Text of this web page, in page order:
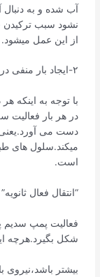
آب شده و به دنبال
نشود سبب ترکیدن
از این عمل میشود.
۲-ایجاد بار منفی در داخل سلول که به آن الکتروژنیک میگویند.
با توجه به اینکه
در هر بار فعالیت
دست می
میکند.سلول های
است.
“انتقال فعال ثانویه”
فعالیت پمپ سدیم
شکل بگیرد.هرچه
بیشتر باشد،نیروی